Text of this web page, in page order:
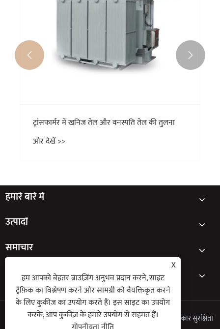
ट्रांसफार्मर में खनिज तेल और वनस्पति तेल की तुलना
और देखें >>
 
हमारे बारे में
उत्पादों
समाचार
संपर्क करें
कॉपीराइट © 2025 SYHF (Jiangsu) इलेक्ट्रिक कं, लिमिटेड सभी अधिकार सुरक्षित।
X
हम आपको बेहतर ब्राउज़िंग अनुभव प्रदान करने, साइट
ट्रैफ़िक का विश्लेषण करने और सामग्री को वैयक्तिकृत करने
के लिए कुकीज़ का उपयोग करते हैं। इस साइट का उपयोग
करके, आप कुकीज़ के हमारे उपयोग से सहमत हैं।